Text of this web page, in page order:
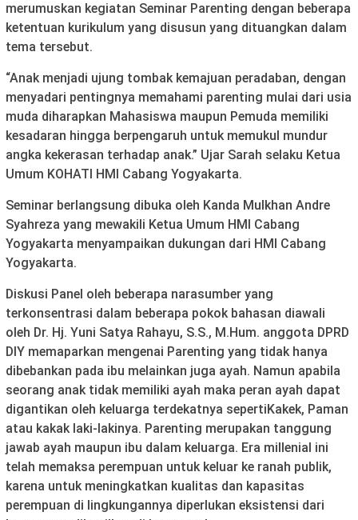
merumuskan kegiatan Seminar Parenting dengan beberapa
ketentuan kurikulum yang disusun yang dituangkan dalam
tema tersebut.
“Anak menjadi ujung tombak kemajuan peradaban, dengan
menyadari pentingnya memahami parenting mulai dari usia
muda diharapkan Mahasiswa maupun Pemuda memiliki
kesadaran hingga berpengaruh untuk memukul mundur
angka kekerasan terhadap anak.” Ujar Sarah selaku Ketua
Umum KOHATI HMI Cabang Yogyakarta.
Seminar berlangsung dibuka oleh Kanda Mulkhan Andre
Syahreza yang mewakili Ketua Umum HMI Cabang
Yogyakarta menyampaikan dukungan dari HMI Cabang
Yogyakarta.
Diskusi Panel oleh beberapa narasumber yang
terkonsentrasi dalam beberapa pokok bahasan diawali
oleh Dr. Hj. Yuni Satya Rahayu, S.S., M.Hum. anggota DPRD
DIY memaparkan mengenai Parenting yang tidak hanya
dibebankan pada ibu melainkan juga ayah. Namun apabila
seorang anak tidak memiliki ayah maka peran ayah dapat
digantikan oleh keluarga terdekatnya sepertiKakek, Paman
atau kakak laki-lakinya. Parenting merupakan tanggung
jawab ayah maupun ibu dalam keluarga. Era millenial ini
telah memaksa perempuan untuk keluar ke ranah publik,
karena untuk meningkatkan kualitas dan kapasitas
perempuan di lingkungannya diperlukan eksistensi dari